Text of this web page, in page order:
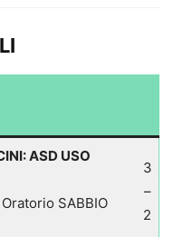
ASD USO
SABBIO
3
–
2